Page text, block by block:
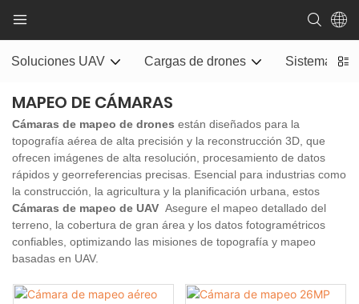
Soluciones UAV Cargas de drones Sistema de
MAPEO DE CÁMARAS
Cámaras de mapeo de drones están diseñados para la
topografía aérea de alta precisión y la reconstrucción 3D, que
ofrecen imágenes de alta resolución, procesamiento de datos
rápidos y georreferencias precisas. Esencial para industrias como
la construcción, la agricultura y la planificación urbana, estos
Cámaras de mapeo de UAV Asegure el mapeo detallado del
terreno, la cobertura de gran área y los datos fotogramétricos
confiables, optimizando las misiones de topografía y mapeo
basadas en UAV.